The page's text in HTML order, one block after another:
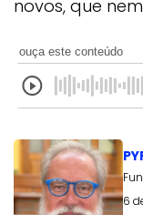
novos, que
ouça este conteúdo
6